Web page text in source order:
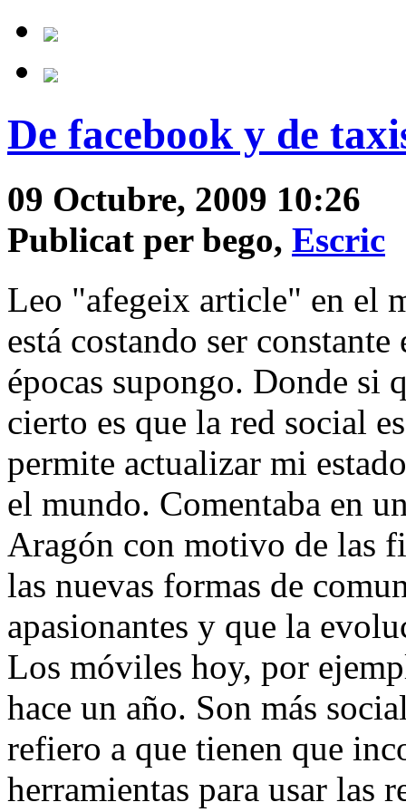
De facebook y de
09 Octubre, 2009 10:26
Publicat per bego, Escric
Leo "afegeix article" en el
está costando ser
épocas supongo. Donde si
cierto es que la red social
permite actualizar mi
el mundo. Comentaba en
Aragón con motivo de las
las nuevas formas de
apasionantes y que la
Los móviles hoy, por
hace un año. Son más
refiero a que tienen que
herramientas para usar las